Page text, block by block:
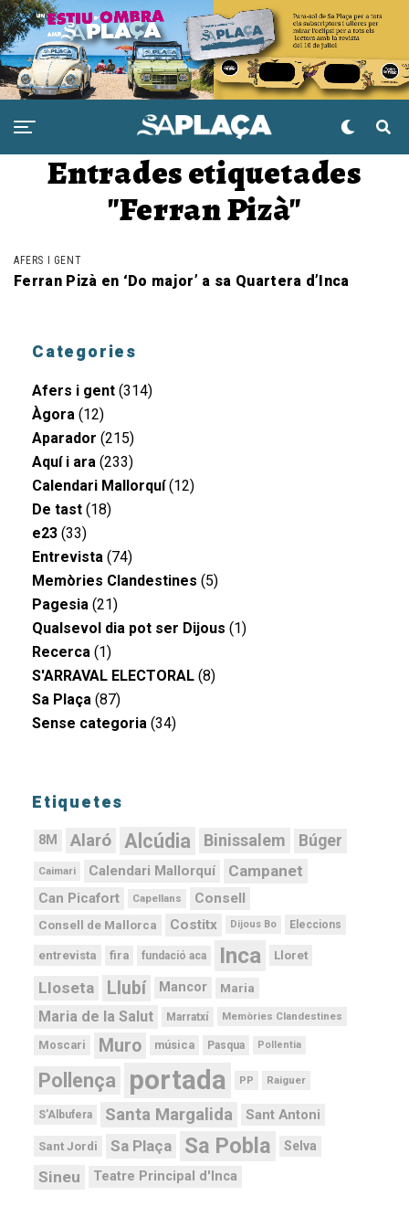
Entrades etiquetades
"Ferran Pizà"
AFERS I GENT
Ferran Pizà en ‘Do major’ a sa Quartera d’Inca
Categories
Afers i gent (314)
Àgora (12)
Aparador (215)
Aquí i ara (233)
Calendari Mallorquí(12)
De tast (18)
e23 (33)
Entrevista (74)
Memòries Clandestines (5)
Pagesia (21)
Qualsevol dia pot ser Dijous (1)
Recerca (1)
S'ARRAVAL ELECTORAL (8)
Sa Plaça (87)
Sense categoria (34)
Etiquetes
8M Alaró Alcúdia Binissalem Búger
Caimari Calendari Mallorquí Campanet
Can Picafort Capellans Consell
Consell de Mallorca Costitx Dijous Bo Eleccions
entrevista fira fundació aca Inca Lloret
Lloseta Llubí Mancor Maria
Maria de la Salut Marratxí Memòries Clandestines
Moscari Muro música Pasqua Pollentia
Pollença portada PP Raiguer
S'Albufera Santa Margalida Sant Antoni
Sant Jordi Sa Plaça Sa Pobla Selva
Sineu Teatre Principal d'Inca